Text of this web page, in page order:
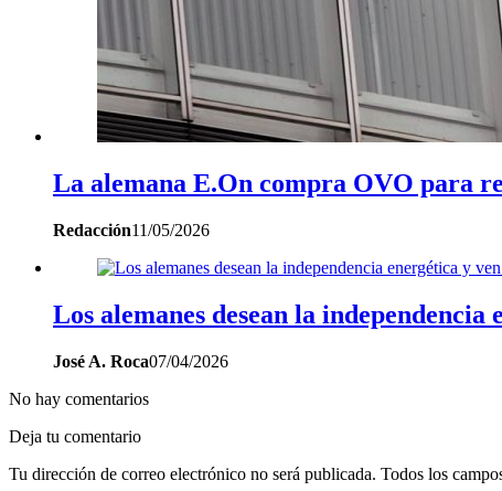
La alemana E.On compra OVO para
Redacción11/05/2026
Los alemanes desean la
José A. Roca07/04/2026
No hay comentarios
Deja tu comentario
Tu dirección de correo electrónico no será publicada. Todos los